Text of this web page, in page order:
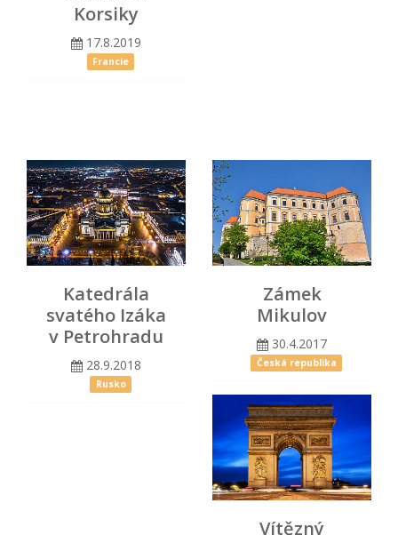
Korsiky
17.8.2019
Francie
Katedrála
svatého Izáka
v Petrohradu
28.9.2018
Rusko
Zámek
Mikulov
30.4.2017
Česká republika
Vítězný